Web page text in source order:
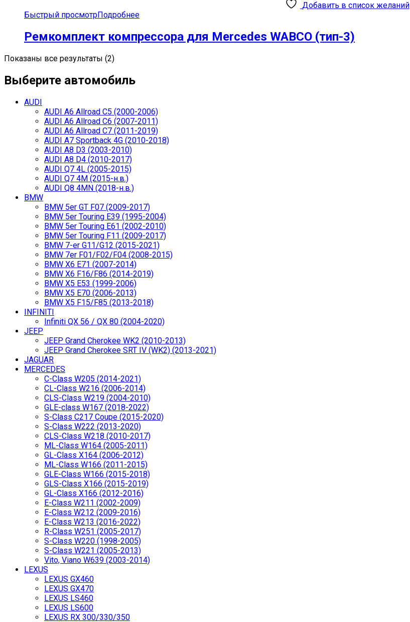
Добавить в список желаний
Быстрый просмотрПодробнее
Ремкомплект компрессора для Mercedes WABCO (тип-3)
Показаны все результаты (2)
Выберите автомобиль
AUDI
AUDI A6 Allroad C5 (2000-2006)
AUDI A6 Allroad C6 (2007-2011)
AUDI A6 Allroad C7 (2011-2019)
AUDI A7 Sportback 4G (2010-2018)
AUDI A8 D3 (2003-2010)
AUDI A8 D4 (2010-2017)
AUDI Q7 4L (2005-2015)
AUDI Q7 4M (2015-н.в.)
AUDI Q8 4MN (2018-н.в.)
BMW
BMW 5er GT F07 (2009-2017)
BMW 5er Touring E39 (1995-2004)
BMW 5er Touring E61 (2002-2010)
BMW 5er Touring F11 (2009-2017)
BMW 7-er G11/G12 (2015-2021)
BMW 7er F01/F02/F04 (2008-2015)
BMW X6 E71 (2007-2014)
BMW X6 F16/F86 (2014-2019)
BMW X5 E53 (1999-2006)
BMW X5 E70 (2006-2013)
BMW X5 F15/F85 (2013-2018)
INFINITI
Infiniti QX 56 / QX 80 (2004-2020)
JEEP
JEEP Grand Cherokee WK2 (2010-2013)
JEEP Grand Cherokee SRT IV (WK2) (2013-2021)
JAGUAR
MERCEDES
C-Class W205 (2014-2021)
CL-Class W216 (2006-2014)
CLS-Class W219 (2004-2010)
GLE-class W167 (2018-2022)
S-Class C217 Coupe (2015-2020)
S-Class W222 (2013-2020)
CLS-Class W218 (2010-2017)
ML-Class W164 (2005-2011)
GL-Class X164 (2006-2012)
ML-Class W166 (2011-2015)
GLE-Class W166 (2015-2018)
GLS-Class X166 (2015-2019)
GL-Class X166 (2012-2016)
E-Class W211 (2002-2009)
E-Class W212 (2009-2016)
E-Class W213 (2016-2022)
R-Class W251 (2005-2017)
S-Class W220 (1998-2005)
S-Class W221 (2005-2013)
Vito, Viano W639 (2003-2014)
LEXUS
LEXUS GX460
LEXUS GX470
LEXUS LS460
LEXUS LS600
LEXUS RX 300/330/350